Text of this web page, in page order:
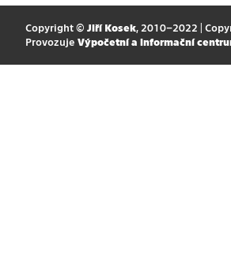
Copyright © Jiří Kosek, 2010–2022 |
Provozuje Výpočetní a informační